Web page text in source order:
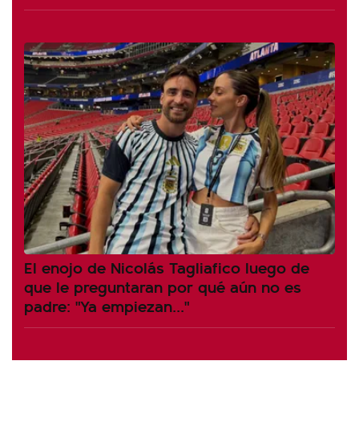
El enojo de Nicolás Tagliafico luego de
que le preguntaran por qué aún no es
padre: "Ya empiezan..."